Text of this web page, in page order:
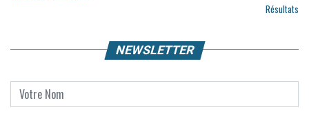
Résultats
NEWSLETTER